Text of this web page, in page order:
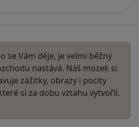
se Vám děje, je velmi běžný
nastává. Náš mozek si
zážitky, obrazy i pocity
si za dobu vztahu vytvořil.